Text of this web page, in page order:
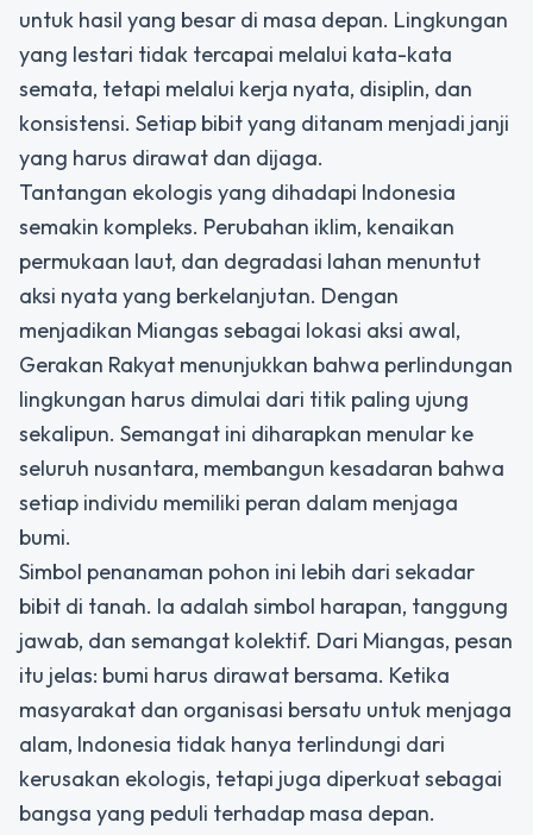
untuk hasil yang besar di masa depan. Lingkungan
yang lestari tidak tercapai melalui kata-kata
semata, tetapi melalui kerja nyata, disiplin, dan
konsistensi. Setiap bibit yang ditanam menjadi janji
yang harus dirawat dan dijaga.
Tantangan ekologis yang dihadapi Indonesia
semakin kompleks. Perubahan iklim, kenaikan
permukaan laut, dan degradasi lahan menuntut
aksi nyata yang berkelanjutan. Dengan
menjadikan Miangas sebagai lokasi aksi awal,
Gerakan Rakyat menunjukkan bahwa perlindungan
lingkungan harus dimulai dari titik paling ujung
sekalipun. Semangat ini diharapkan menular ke
seluruh nusantara, membangun kesadaran bahwa
setiap individu memiliki peran dalam menjaga
bumi.
Simbol penanaman pohon ini lebih dari sekadar
bibit di tanah. Ia adalah simbol harapan, tanggung
jawab, dan semangat kolektif. Dari Miangas, pesan
itu jelas: bumi harus dirawat bersama. Ketika
masyarakat dan organisasi bersatu untuk menjaga
alam, Indonesia tidak hanya terlindungi dari
kerusakan ekologis, tetapi juga diperkuat sebagai
bangsa yang peduli terhadap masa depan.